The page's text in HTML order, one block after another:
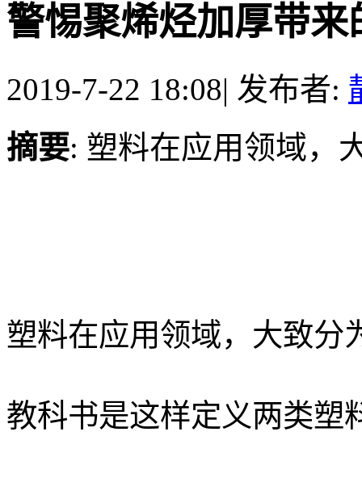
警惕聚烯烃加厚带
2019-7-22 18:08| 发布者:
摘要: 塑料在应用领域，
塑料在应用领域，大致分
教科书是这样定义两类塑